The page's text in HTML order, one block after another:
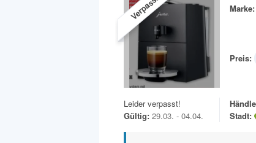
Verpasst! Marke:
Preis:
Leider verpasst!
Gültig: 29.03. - 04.04.
Stadt: